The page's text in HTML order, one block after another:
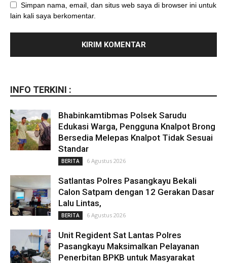
Simpan nama, email, dan situs web saya di browser ini untuk
lain kali saya berkomentar.
INFO TERKINI :
Bhabinkamtibmas Polsek Sarudu
Edukasi Warga, Pengguna Knalpot Brong
Bersedia Melepas Knalpot Tidak Sesuai
Standar
BERITA 6 Agustus 2026
Satlantas Polres Pasangkayu Bekali
Calon Satpam dengan 12 Gerakan Dasar
Lalu Lintas,
BERITA 6 Agustus 2026
Unit Regident Sat Lantas Polres
Pasangkayu Maksimalkan Pelayanan
Penerbitan BPKB untuk Masyarakat